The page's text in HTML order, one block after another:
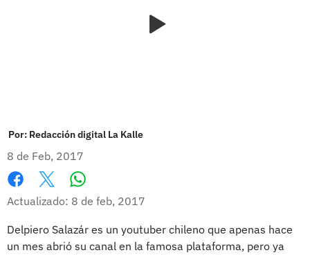
Por: Redacción digital La Kalle
8 de Feb, 2017
Facebook
X Whatsapp
Actualizado: 8 de feb, 2017
Delpiero Salazár es un youtuber chileno que apenas hace
un mes abrió su canal en la famosa plataforma, pero ya